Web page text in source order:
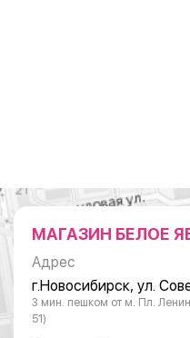
МАГАЗИН БЕЛОЕ
Адрес
г.Новосибирск, ул.
3 мин. пешком от м. Пл.
51)